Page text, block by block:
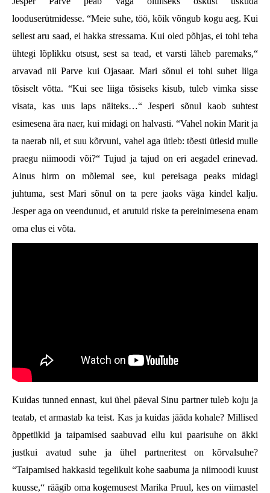
looduserütmidesse. “Meie suhe, töö, kõik võngub kogu aeg. Kui
sellest aru saad, ei hakka stressama. Kui oled põhjas, ei tohi teha
ühtegi lõplikku otsust, sest sa tead, et varsti läheb paremaks,“
arvavad nii Parve kui Ojasaar. Mari sõnul ei tohi suhet liiga
tõsiselt võtta. “Kui see liiga tõsiseks kisub, tuleb vimka sisse
visata, kas uus laps näiteks…“ Jesperi sõnul kaob suhtest
esimesena ära naer, kui midagi on halvasti. “Vahel nokin Marit ja
ta naerab nii, et suu kõrvuni, vahel aga ütleb: tõesti ütlesid mulle
praegu niimoodi või?“ Tujud ja tajud on eri aegadel erinevad.
Ainus hirm on mõlemal see, kui pereisaga peaks midagi
juhtuma, sest Mari sõnul on ta pere jaoks väga kindel kalju.
Jesper aga on veendunud, et arutuid riske ta pereinimesena enam
oma elus ei võta.
Kuidas tunned ennast, kui ühel päeval Sinu partner tuleb koju ja
teatab, et armastab ka teist. Kas ja kuidas jääda kohale? Millised
õppetükid ja taipamised saabuvad ellu kui paarisuhe on äkki
justkui avatud suhe ja ühel partneritest on kõrvalsuhe?
“Taipamised hakkasid tegelikult kohe saabuma ja niimoodi kuust
kuusse,“ räägib oma kogemusest Marika Pruul, kes on viimastel